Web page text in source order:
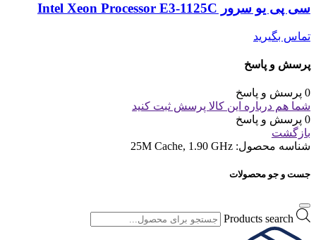
سی پی یو سرور Intel Xeon Processor E3-1125C
تماس بگیرید
پرسش و پاسخ
0 پرسش و پاسخ
شما هم درباره این کالا پرسش ثبت کنید
0 پرسش و پاسخ
بازگشت
شناسه محصول: 25M Cache, 1.90 GHz
جست و جو محصولات
Products search